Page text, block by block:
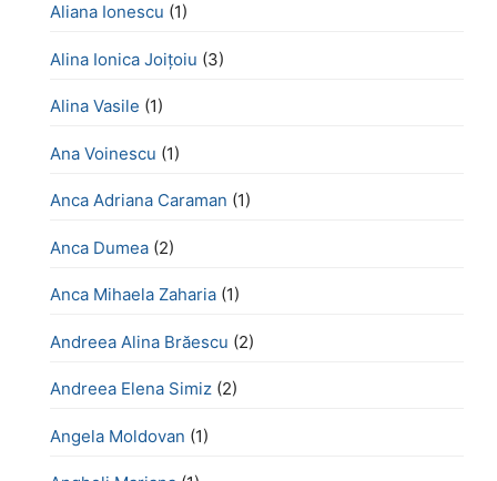
Aliana Ionescu (1)
Alina Ionica Joițoiu (3)
Alina Vasile (1)
Ana Voinescu (1)
Anca Adriana Caraman (1)
Anca Dumea (2)
Anca Mihaela Zaharia (1)
Andreea Alina Brăescu (2)
Andreea Elena Simiz (2)
Angela Moldovan (1)